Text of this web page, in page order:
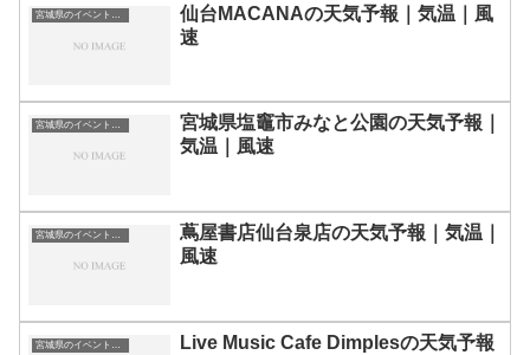
宮城県のイベント会場一覧
仙台MACANAの天気予報｜気温｜風
速
宮城県のイベント会場一覧
宮城県塩竈市みなと公園の天気予報｜
気温｜風速
宮城県のイベント会場一覧
蔦屋書店仙台泉店の天気予報｜気温｜
風速
宮城県のイベント会場一覧
Live Music Cafe Dimplesの天気予報